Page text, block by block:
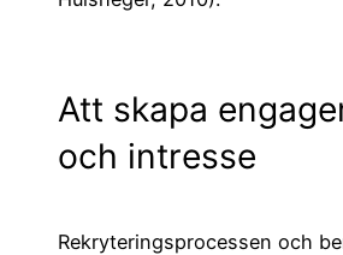
Att skapa
och intresse
Rekryteringsprocessen och